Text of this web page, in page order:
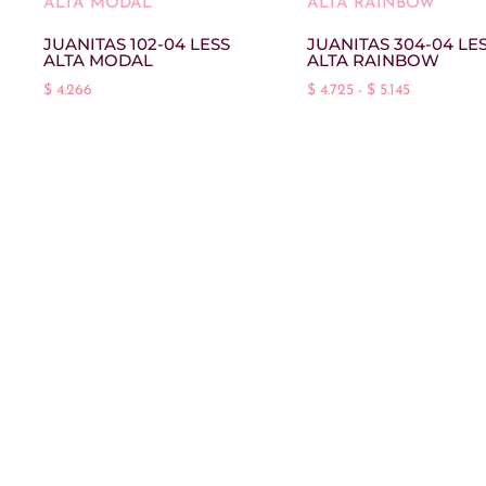
$ 3.105
hasta
$ 3.728
JUANITAS 102-04 LESS
ALTA MODAL
$ 4.266
JUANITAS 304-04
ALTA RAINBOW
$4.725 - $5.145Rango